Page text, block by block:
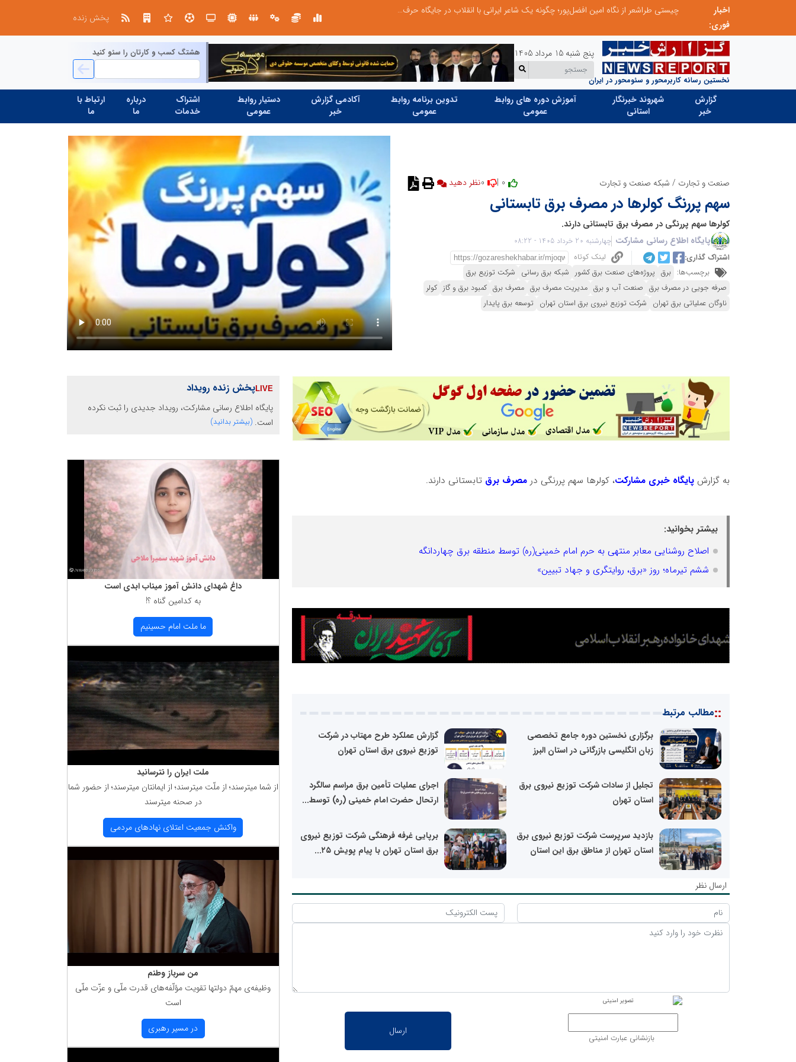
اخبار
فوری:
چیستی طراشعر از نگاه امین افضل‌پور؛ چگونه یک شاعر ایرانی با انقلاب در جایگاه حرف، شعر را از متن خطی به میدان ادراک بصری تبدیل کرد؟
پخش زنده
نخستین رسانه کاربرمحور و سئومحور در ایران
پنج شنبه 15 مرداد 1405 هشتگ کسب و کارتان را سئو کنید
گزارش
خبر
شهروند خبرنگار
استانی
آموزش دوره های روابط
عمومی
تدوین برنامه روابط
عمومی
آکادمی گزارش
خبر
دستیار روابط
عمومی
اشتراک
خدمات
درباره
ما
ارتباط با
ما
صنعت و تجارت / شبکه صنعت و تجارت نظر دهید
سهم پررنگ کولرها در مصرف برق تابستانی
کولرها سهم پررنگی در مصرف برق تابستانی دارند.
پایگاه اطلاع رسانی مشارکت چهارشنبه 20 خرداد 1405 - 08:22
اشتراک گذاری:
لینک کوتاه
برچسب‌ها: برق پروژه‌های صنعت برق کشور شبکه برق رسانی شرکت توزیع برق
صرفه جویی در مصرف برق صنعت آب و برق مدیریت مصرف برق مصرف برق کمبود برق و گاز کولر
ناوگان عملیاتی برق تهران شرکت توزیع نیروی برق استان تهران توسعه برق پایدار
به گزارشپایگاه خبری مشارکت، کولرها سهم پررنگی درمصرف برق تابستانی دارند.
بیشتر بخوانید:
اصلاح روشنایی معابر منتهی به حرم امام خمینی(ره) توسط منطقه برق چهاردانگه
ششم تیرماه؛ روز «برق، روایتگری و جهاد تبیین»
::مطالب مرتبط
برگزاری نخستین دوره جامع تخصصی
زبان انگلیسی بازرگانی در استان البرز
گزارش عملکرد طرح مهتاب در شرکت
توزیع نیروی برق استان تهران
تجلیل از سادات شرکت توزیع نیروی برق
استان تهران
اجرای عملیات تأمین برق مراسم سالگرد
ارتحال حضرت امام خمینی (ره) توسط...
بازدید سرپرست شرکت توزیع نیروی برق
استان تهران از مناطق برق این استان
برپایی غرفه فرهنگی شرکت توزیع نیروی
برق استان تهران با پیام پویش ۲۵...
ارسال نظر
بازنشانی عبارت امنیتی
پخش زنده رویداد
پایگاه اطلاع رسانی مشارکت، رویداد جدیدی را ثبت نکرده
است. (بیشتر بدانید)
داغ شهدای دانش آموز میناب ابدی است
به كدامین گناه ؟!
ما ملت امام حسینیم
ملت ایران را نترسانید
از شما میترسند؛ از ملّت میترسند؛ از ایمانتان میترسند؛ از حضور شما
در صحنه میترسند
واكنش جمعیت اعتلای نهادهای مردمی
من سرباز وطنم
وظیفه‌ی مهمّ دولتها تقویت مؤلّفه‌های قدرت ملّی و عزّت ملّی
است
در مسیر رهبری